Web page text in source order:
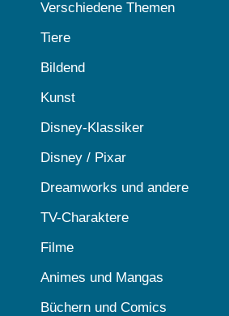
Verschiedene Themen
Tiere
Bildend
Kunst
Disney-Klassiker
Disney / Pixar
Dreamworks und andere
TV-Charaktere
Filme
Animes und Mangas
Büchern und Comics